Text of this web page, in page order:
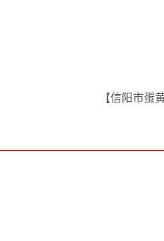
【信阳市蛋